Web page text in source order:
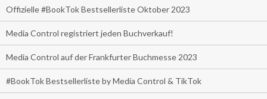
Offizielle #BookTok Bestsellerliste Oktober 2023
Media Control registriert jeden Buchverkauf!
Media Control auf der Frankfurter Buchmesse 2023
#BookTok Bestsellerliste by Media Control & TikTok